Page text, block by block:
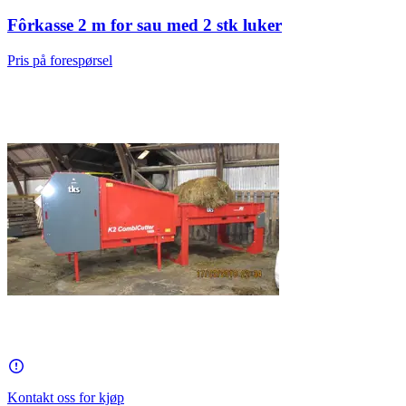
Fôrkasse 2 m for sau med 2 stk luker
Pris på forespørsel
Kontakt oss for kjøp